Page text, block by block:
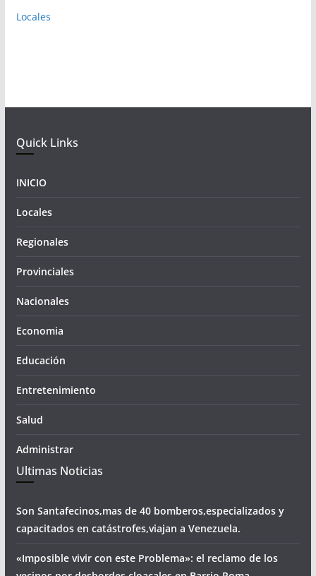
Locales
Quick Links
INICIO
Locales
Regionales
Provinciales
Nacionales
Economia
Educación
Entretenimiento
Salud
Administrar
Ultimas Noticias
Son Santafecinos,mas de 40 bomberos,especializados y
capacitados en catástrofes,viajan a Venezuela.
«Imposible vivir con este Problema»: el reclamo de los